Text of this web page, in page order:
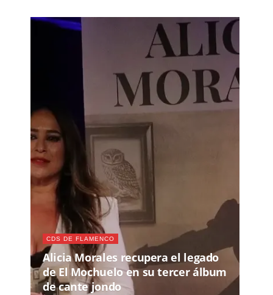
CDS DE FLAMENCO
Alicia Morales recupera el legado
de El Mochuelo en su tercer álbum
de cante jondo